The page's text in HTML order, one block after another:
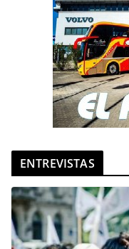
ENTREVISTAS